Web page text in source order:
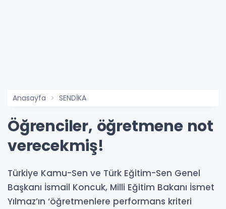
Anasayfa SENDİKA
Öğrenciler, öğretmene not
verecekmiş!
Türkiye Kamu-Sen ve Türk Eğitim-Sen Genel
Başkanı İsmail Koncuk, Milli Eğitim Bakanı İsmet
Yılmaz’ın ‘öğretmenlere performans kriteri